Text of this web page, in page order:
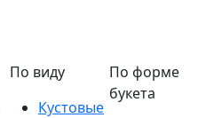
По виду
Кустовые
По форме
букета